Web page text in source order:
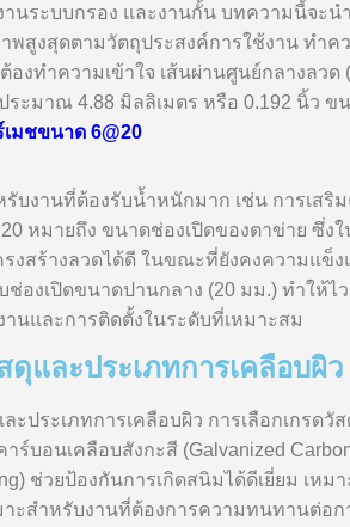
นระบบกรอง และงานกั้น บทความนี้จะน
พสูงสุดตามวัตถุประสงค์การใช้งาน ทำ
องทำความเข้าใจ เส้นผ่านศูนย์กลางลวด
ระมาณ 4.88 มิลลิเมตร หรือ 0.192 นิ้ว
เมชขนาด 6@20
รับงานที่ต้องรับน้ำหนักมาก เช่น การเสริ
หมายถึง ขนาดช่องเปิดของตาข่าย ซึ่
รงสร้างลวดได้ดี ในขณะที่ยังคงความแ
ช่องเปิดขนาดปานกลาง (20 มม.) ทำให้
านและการติดตั้งในระดับที่เหมาะสม
ดุและประเภทการเคลือบผิว
ละประเภทการเคลือบผิว การเลือกเกร
าร์บอนเคลือบสังกะสี (Galvanized
ช่วยป้องกันการเกิดสนิมได้ดีเยี่ยม เห
าะสำหรับงานที่ต้องการความทนทานต่อ